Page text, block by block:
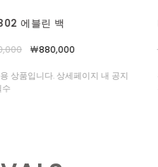
가든파티
￦790,000
상품입니다. 상세페이지 내 공지
수